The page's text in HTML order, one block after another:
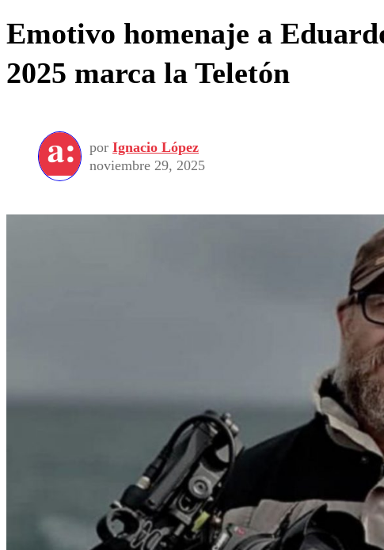
Emotivo homenaje a
2025 marca la Teletón
por Ignacio López
noviembre 29, 2025